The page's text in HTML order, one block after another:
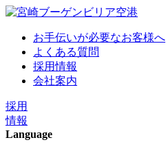
お手伝いが必要なお客様へ
よくある質問
採用情報
会社案内
採用
情報
Language